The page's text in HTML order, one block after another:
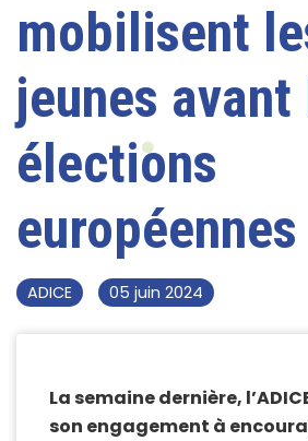
mobilisent
jeunes avant
élections
européennes
ADICE 05 juin 2024
La semaine dernière,
son engagement à